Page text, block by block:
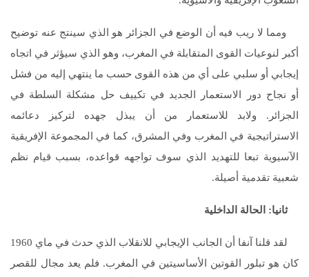
ومما لا ريب فيه أن الوضع في الجزائر هو الذي سينتج عنه توضيح
أكبر لنوعيات القوى المتقابلة في المغرب، وهو الذي سيؤثر في اتجاه
إيجابي أو سلبي على أي من هذه القوى حسب ما ينتهي إليه من فشل
أو نجاح دور الاستعمار الجديد في تكييف حل مشكلة السلطة في
الجزائر. ولابد للاستعمار من أن يبذل جهده لتركيز دعائمه
الاستراتيجية في المغرب وفي المشرق، كما في المجموعة الإفريقية
الآسيوية تبعا للتهديد الذي سوف تواجهه قواعده، بسبب قيام نظم
شعبية تقدمية أصيلة.
ثانيا: الحالة الداخلية
لقد قلنا آنفا أن الجانب الإيجابي للانقلاب الذي حدث في ماي 1960
كان هو تبلور القوتين الأساسيتين في المغرب. فلم يعد مجال للقصر